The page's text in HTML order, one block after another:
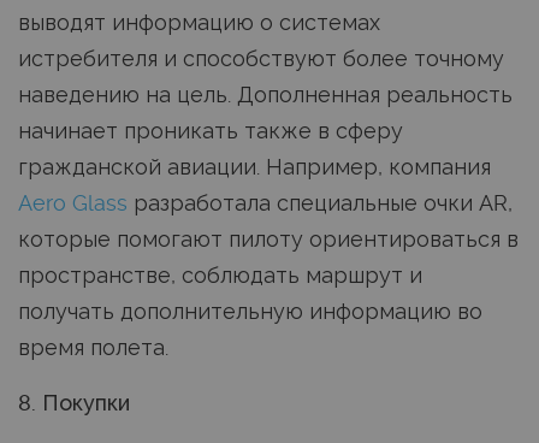
выводят информацию о системах
истребителя и способствуют более точному
наведению на цель. Дополненная реальность
начинает проникать также в сферу
гражданской авиации. Например, компания
Aero Glass разработала специальные очки AR,
которые помогают пилоту ориентироваться в
пространстве, соблюдать маршрут и
получать дополнительную информацию во
время полета.
8. Покупки